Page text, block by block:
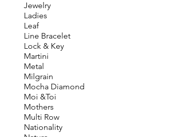
Jewelry
Ladies
Leaf
Line Bracelet
Lock & Key
Martini
Metal
Milgrain
Mocha Diamond
Moi &Toi
Mothers
Multi Row
Nationality